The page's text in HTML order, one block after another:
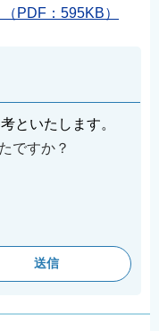
PDF：595KB）
といたします。
ですか？